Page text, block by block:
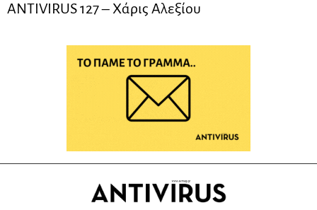
ANTIVIRUS 127 – Xάρις Αλεξίου